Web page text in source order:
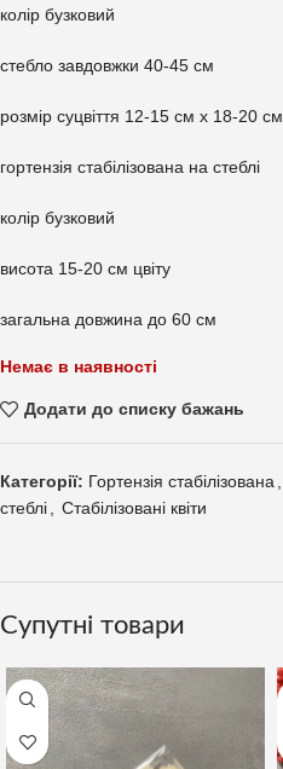
колір бузковий
стебло завдовжки 40-45 см
розмір суцвіття 12-15 см х 18-20 см
гортензія стабілізована на стеблі
колір бузковий
висота 15-20 см цвіту
загальна довжина до 60 см
Немає в наявності
Додати до списку бажань
Категорії: Гортензія стабілізована
стеблі
Стабілізовані квіти
Супутні товари